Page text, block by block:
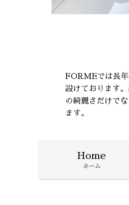
FORMEでは長年
設けております
の綺麗さだけで
ます。
Home
ホーム